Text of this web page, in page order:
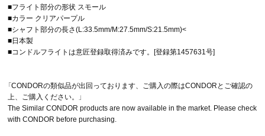
■フライト部分の形状 スモール
■カラー クリアパープル
■シャフト部分の長さ(L:33.5mm/M:27.5mm/S:21.5mm)<
■日本製
■コンドルフライトは意匠登録取得済みです。[登録第1457631号]
「CONDORの類似品が出回っております、ご購入の際はCONDORとご確認の
上、ご購入ください。」
The Similar CONDOR products are now available in the market. Please check
with CONDOR before purchasing.